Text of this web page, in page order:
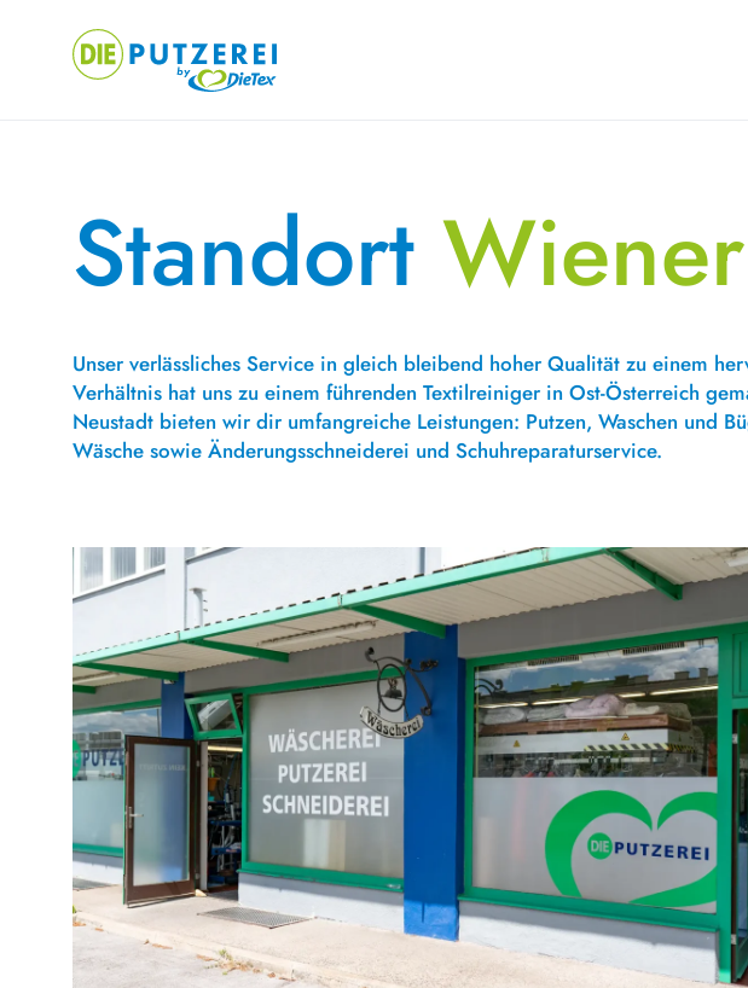
Standort
Unser verlässliches Service in gleich bleibend hoher Qualität zu einem
Verhältnis hat uns zu einem führenden Textilreiniger in Ost-Österreich
Neustadt bieten wir dir umfangreiche Leistungen: Putzen, Waschen und
Wäsche sowie Änderungsschneiderei und Schuhreparaturservice.